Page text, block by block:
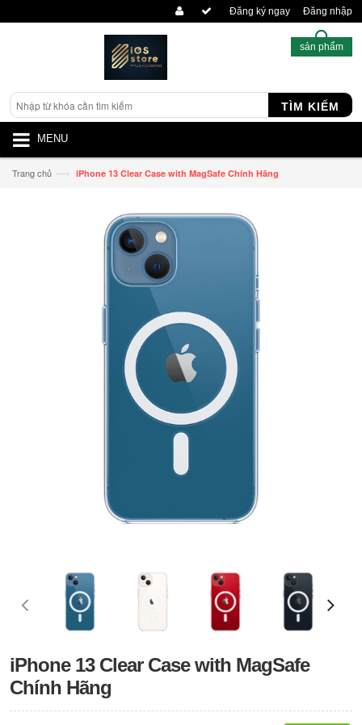
Đăng ký ngay Đăng nhập
TÌM KIẾM
sản phẩm
MENU
Trang chủ —› iPhone 13 Clear Case with MagSafe Chính Hãng
iPhone 13 Clear Case with MagSafe
Chính Hãng